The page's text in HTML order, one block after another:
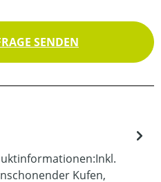
SENDEN
Kufen,